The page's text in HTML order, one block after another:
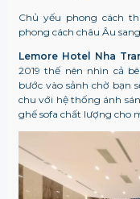
Chủ yếu phong cách
phong cách châu Âu
Lemore Hotel Nha
2019 thế nên nhìn cả
bước vào sảnh chờ bạn
chu với hệ thống ánh
ghế sofa chất lượng cho